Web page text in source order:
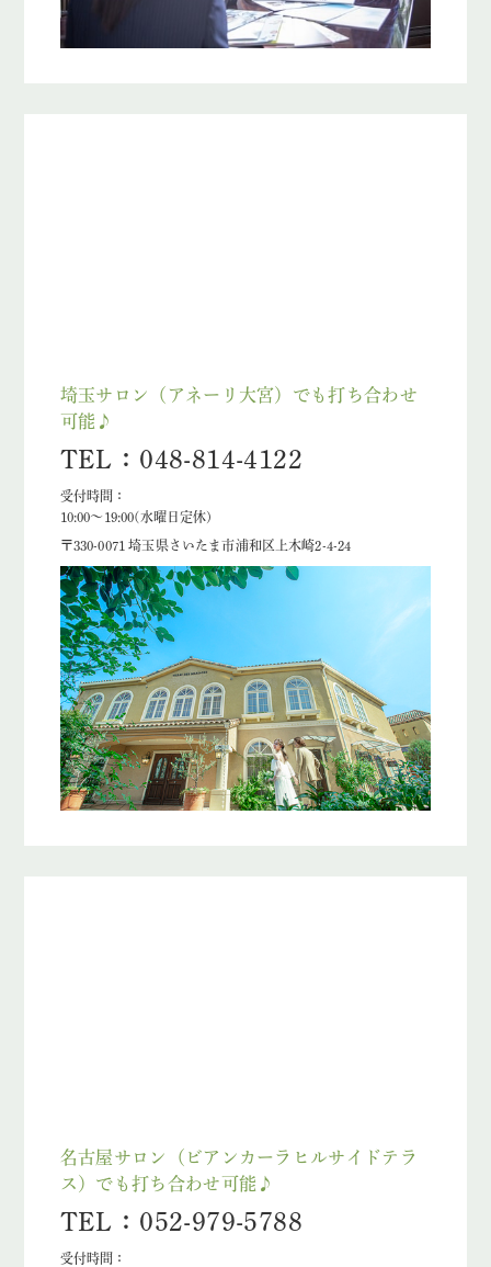
埼玉サロン（アネーリ大宮）でも打ち合わせ
可能♪
TEL：048-814-4122
受付時間：
10:00〜19:00(水曜日定休)
〒330-0071 埼玉県さいたま市浦和区上木崎2-4-24
名古屋サロン（ビアンカーラヒルサイドテラ
ス）でも打ち合わせ可能♪
TEL：052-979-5788
受付時間：